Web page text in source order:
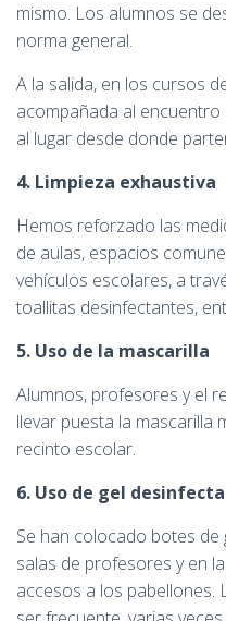
mismo. Los alumnos se
norma general.
A la salida, en los cursos
acompañada al
al lugar desde donde
4. Limpieza exhaustiva
Hemos reforzado las
de aulas, espacios
vehículos escolares, a
toallitas desinfectantes,
5. Uso de la mascarilla
Alumnos, profesores y el
llevar puesta la mascarilla
recinto escolar.
6. Uso de gel
Se han colocado botes
salas de profesores y en
accesos a los pabellones.